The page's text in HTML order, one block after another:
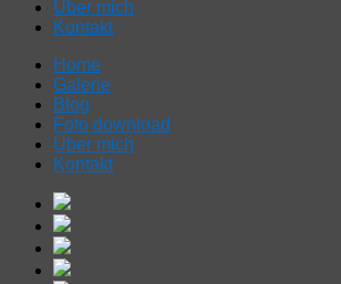
Über mich
Kontakt
Home
Galerie
Blog
Foto download
Über mich
Kontakt